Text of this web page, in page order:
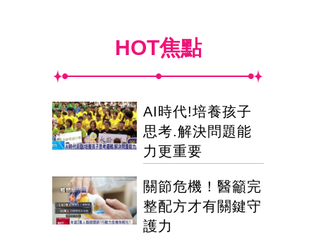
HOT焦點
AI時代!培養孩子
思考.解決問題能
力更重要
關節危機！醫籲完
整配方才有關鍵守
護力